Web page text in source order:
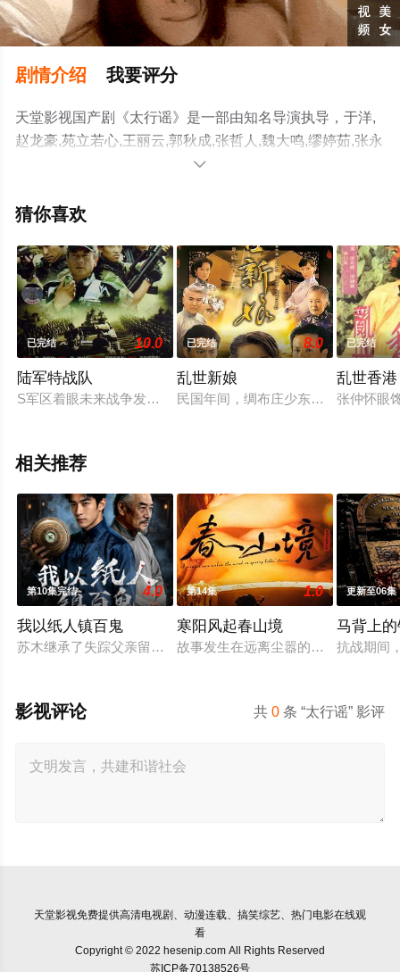
剧情介绍 我要评分
天堂影视国产剧《太行谣》是一部由知名导演执导，于洋,
赵龙豪,苑立若心,王丽云,郭秋成,张哲人,魏大鸣,缪婷茹,张永
健,艾东,文静,曾肖龙,赵波,陆怡璇,何达等演员精彩演绎的中
费观看高清未删减完整版电视剧全集就来天堂电影网，更
了解。

猜你喜欢
已完结 10.0
陆军特战队
S军区着眼未来战争发展趋势和部队信息化建设需要，决定从所
已完结 8.0
乱世新娘
民国年间，绸布庄少东家黄绍宁娶刘
已完结
乱世香港
张仲怀眼
相关推荐
第10集完结 4.0
我以纸人镇百鬼
苏木继承了失踪父亲留下的白事馆，本想低调扎纸维生，却因一
第14集 1.0
寒阳风起春山境
故事发生在远离尘嚣的春日山野，两
更新至06集
马背上
抗战期间
共0 条 “太行谣” 影评
影视评论
天堂影视免费提供高清电视剧、动漫连载、搞笑综艺、热门电影在线观
看
Copyright © 2022 hesenip.com All Rights Reserved
苏ICP备70138526号